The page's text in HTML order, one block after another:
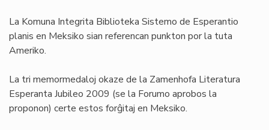
La Komuna Integrita Biblioteka Sistemo de Esperantio
planis en Meksiko sian referencan punkton por la tuta
Ameriko.
La tri memormedaloj okaze de la Zamenhofa Literatura
Esperanta Jubileo 2009 (se la Forumo aprobos la
proponon) certe estos forĝitaj en Meksiko.